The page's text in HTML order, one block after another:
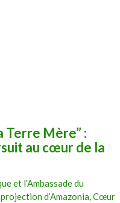
Terre Mère” :
au cœur de la
et l’Ambassade du
d’Amazonia, Cœur